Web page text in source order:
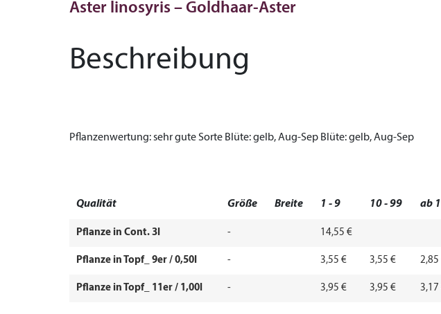
Aster linosyris – Goldhaar-Aster
Beschreibung
Pflanzenwertung:sehr gute Sorte Blüte:gelb, Aug-Sep Blüte:gelb, Aug-Sep
Qualität Größe Breite 1 - 9 10 - 99 ab
Pflanze in Cont. 3l - 14,55 €
Pflanze in Topf_ 9er / 0,50l - 3,55 € 3,55 € 2,85
Pflanze in Topf_ 11er / 1,00l - 3,95 € 3,95 € 3,17